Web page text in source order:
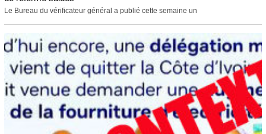
Le Bureau du vérificateur général a publié cette semaine un